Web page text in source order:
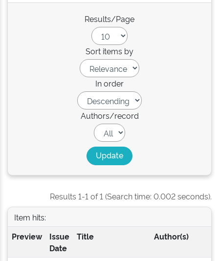
Results/Page
Sort items by
In order
Authors/record
Results 1-1 of 1 (Search time: 0.002 seconds).
Item hits:
Preview
Issue
Date
Title Author(s)